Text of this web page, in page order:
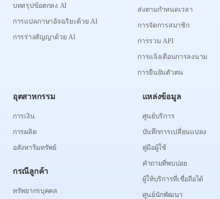
บทสรุปข้อตกลง AI
การแปลภาษาอัจฉริยะด้วย AI
การร่างสัญญาด้วย AI
ส่งตามกำหนดเวลา
การจัดการสมาชิก
การรวม API
การแจ้งเตือนการลงนาม
การยืนยันตัวตน
อุตสาหกรรม
การเงิน
การผลิต
อสังหาริมทรัพย์
กรณีลูกค้า
ทรัพยากรบุคคล
แหล่งข้อมูล
ศูนย์บริการ
บันทึกการเปลี่ยนแปลง
คู่มือผู้ใช้
คำถามที่พบบ่อย
ผู้ให้บริการที่เชื่อถือได้
ศูนย์นักพัฒนา